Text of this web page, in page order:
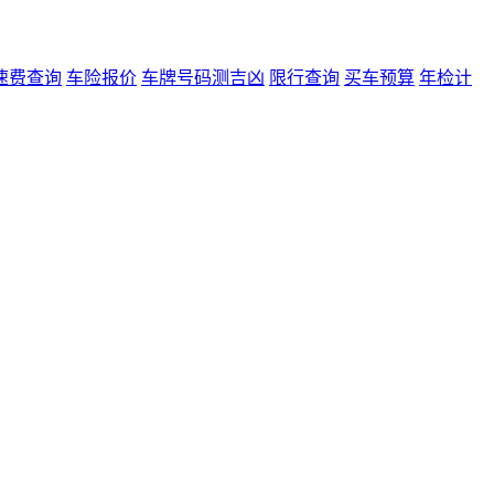
费查询 车险报价 车牌号码测吉凶 限行查询 买车预算 年检计